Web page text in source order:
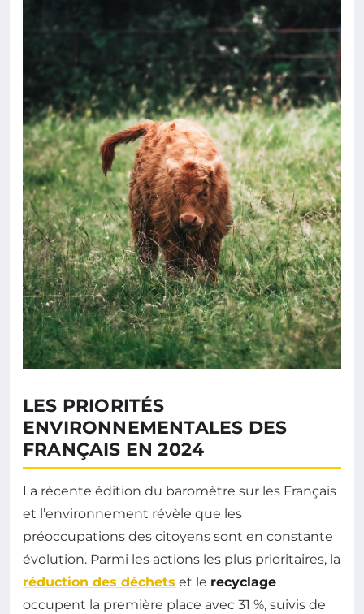
LES PRIORITÉS
ENVIRONNEMENTALES DES
FRANÇAIS EN 2024
La récente édition du baromètre sur les Français
et l’environnement révèle que les
préoccupations des citoyens sont en constante
évolution. Parmi les actions les plus prioritaires, la
réduction des déchets et le recyclage
occupent la première place avec 31 %, suivis de